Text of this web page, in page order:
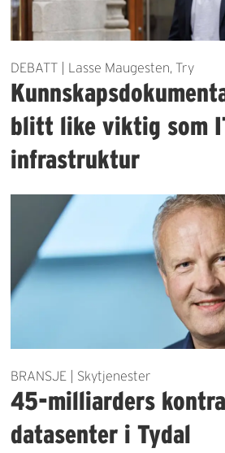
DEBATT | Lasse Maugesten, Try
blitt like viktig som
infrastruktur
BRANSJE | Skytjenester
45-milliarders
datasenter i Tydal